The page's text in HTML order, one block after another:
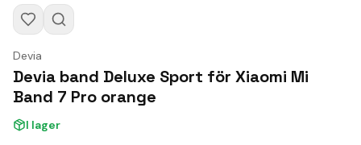
Lämna / Skicka in
Företagskunder
Butik
Kontakt
Kundvagn
Devia
Devia band Deluxe Sport för Xiaomi Mi
Band 7 Pro orange
I lager